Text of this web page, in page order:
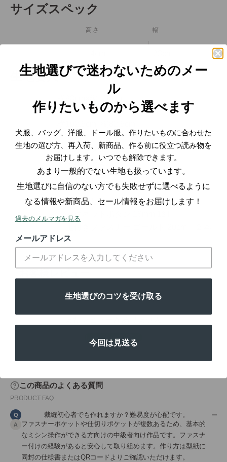
サイズスペック
高さ 幅
生地要尺
おすすめ生地
綿ポリダンガリーシリーズ
綿ポリラミネート
フェイクレザー
必要な副資材
しっかりタイプ 接着芯
マグネットボタン 18mm 1組
レビューを書く
この商品のよくある質問
PRODUCT FAQ
Q
裁縫初心者でも作れますか？難易度が心配です。
A ファスナーポケットや仕切りポケットが複数あるため、基本的
なミシン操作ができる方向けの中級者向け作品です。ファスナ
ー付けの経験があると安心して取り組めます。作り方は型紙に
同封の仕様書またはQRコードよりご確認いただけます。
生地選びで迷わないためのメー
ル
作りたいものから選べます
犬服、バッグ、洋服、ドール服。作りたいものに合わせた
生地の選び方、再入荷、新商品、作る前に役立つ読み物を
お届けします。いつでも解除できます。
あまり一般的でない生地も扱っています。
生地選びに自信のない方でも失敗せずに選べるように
なる情報や新商品、セール情報をお届けします！
過去のメルマガを見る
メールアドレス
生地選びのコツを受け取る
今回は見送る